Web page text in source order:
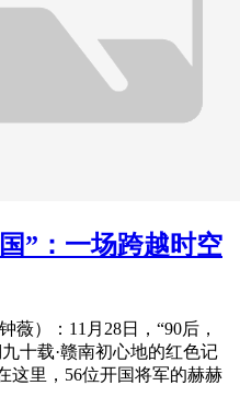
”：一场跨越时空
薇）：11月28日，“90后，
十载·赣南初心地的红色记
这里，56位开国将军的赫赫